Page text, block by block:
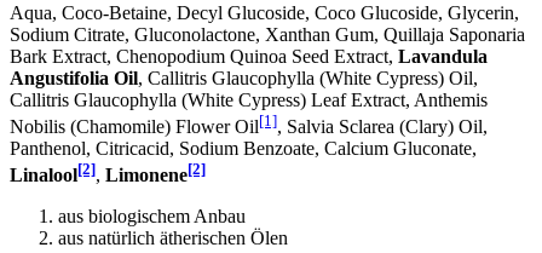
Aqua, Coco-Betaine, Decyl Glucoside, Coco Glucoside, Glycerin,
Sodium Citrate, Gluconolactone, Xanthan Gum, Quillaja Saponaria
Bark Extract, Chenopodium Quinoa Seed Extract, Lavandula
Angustifolia Oil, Callitris Glaucophylla (White Cypress) Oil,
Callitris Glaucophylla (White Cypress) Leaf Extract, Anthemis
Nobilis (Chamomile) Flower Oil[1], Salvia Sclarea (Clary) Oil,
Panthenol, Citricacid, Sodium Benzoate, Calcium Gluconate,
Linalool[2], Limonene[2]
aus biologischem Anbau
aus natürlich ätherischen Ölen